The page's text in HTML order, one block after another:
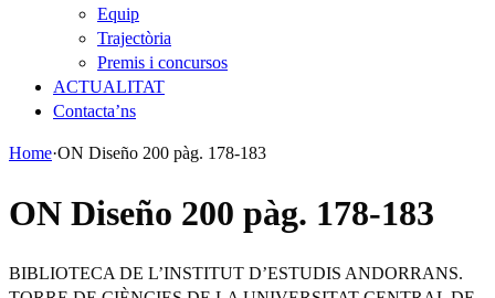
Equip
Trajectòria
Premis i concursos
ACTUALITAT
Contacta’ns
Home·ON Diseño 200 pàg. 178-183
ON Diseño 200 pàg. 178-183
BIBLIOTECA DE L’INSTITUT D’ESTUDIS ANDORRANS.